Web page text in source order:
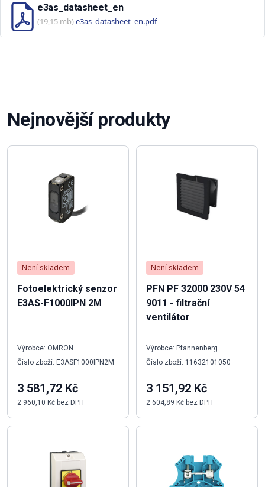
e3as_datasheet_en
(19,15 mb)e3as_datasheet_en.pdf
Nejnovější produkty
Není skladem
Fotoelektrický senzor
E3AS-F1000IPN 2M
Výrobce: OMRON
Číslo zboží: E3ASF1000IPN2M
3 581,72 Kč
2 960,10 Kč bez DPH
Není skladem
PFN PF 32000 230V 54
9011 - filtrační
ventilátor
Výrobce: Pfannenberg
Číslo zboží: 11632101050
3 151,92 Kč
2 604,89 Kč bez DPH